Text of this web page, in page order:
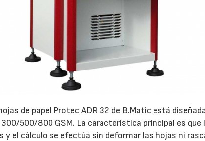
de papel Protec ADR 32 de B.Matic está
500/800 GSM. La característica principal es que
y el cálculo se efectúa sin deformar las hojas ni